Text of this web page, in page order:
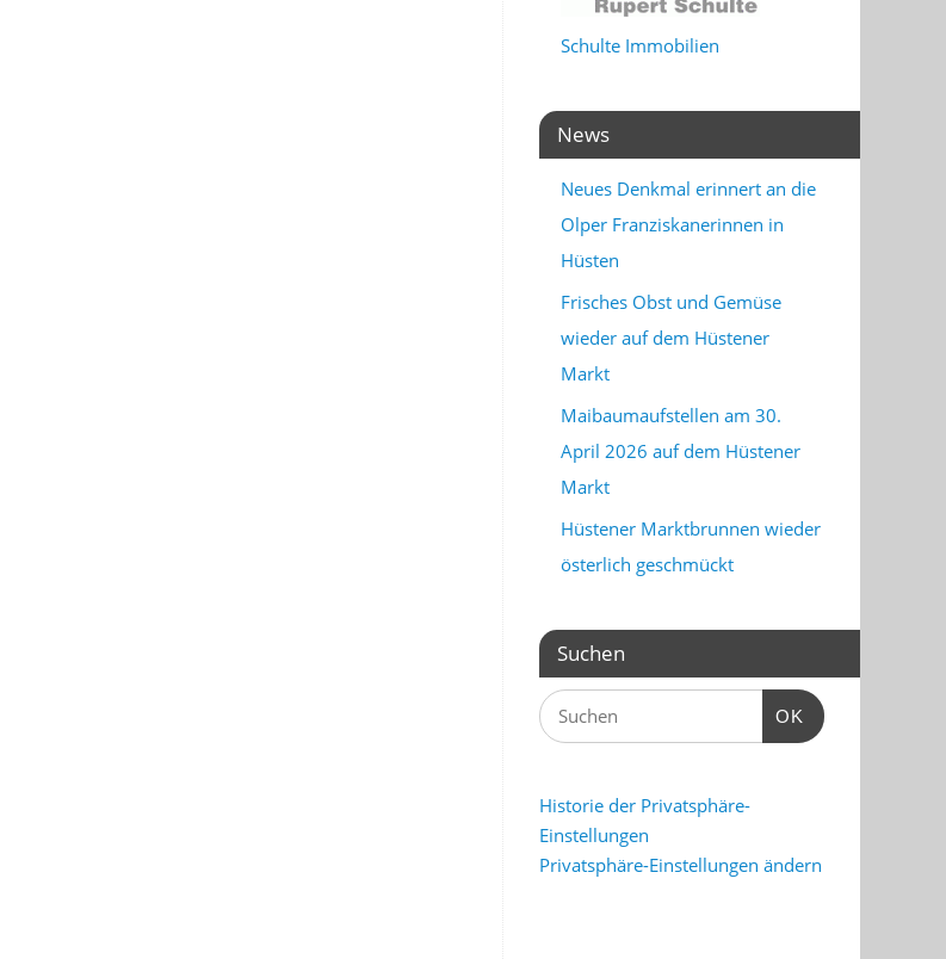
Schulte Immobilien
News
Neues Denkmal erinnert an die
Olper Franziskanerinnen in
Hüsten
Frisches Obst und Gemüse
wieder auf dem Hüstener
Markt
Maibaumaufstellen am 30.
April 2026 auf dem Hüstener
Markt
Hüstener Marktbrunnen wieder
österlich geschmückt
Suchen
OK
Historie der Privatsphäre-
Einstellungen
Privatsphäre-Einstellungen ändern